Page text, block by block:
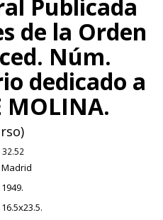
Publicada
de la Orden
Núm.
dedicado a
MOLINA.
32.52
Madrid
1949.
16.5x23.5.